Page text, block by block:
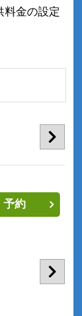
料金の設定
予約